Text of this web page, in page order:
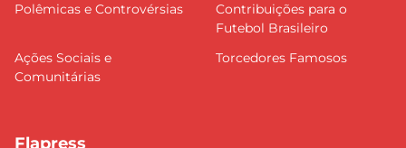
Polêmicas e Controvérsias
Contribuições para o
Futebol Brasileiro
Ações Sociais e
Comunitárias
Torcedores Famosos
Flapress